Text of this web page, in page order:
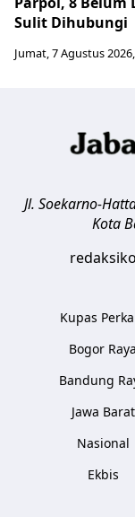
Sulit Dihubungi
Jumat, 7 Agustus
Jl. Soekarno-
Kota
Kupas
Bogor Raya
Bandung
Jawa Barat
Nasional
Ekbis